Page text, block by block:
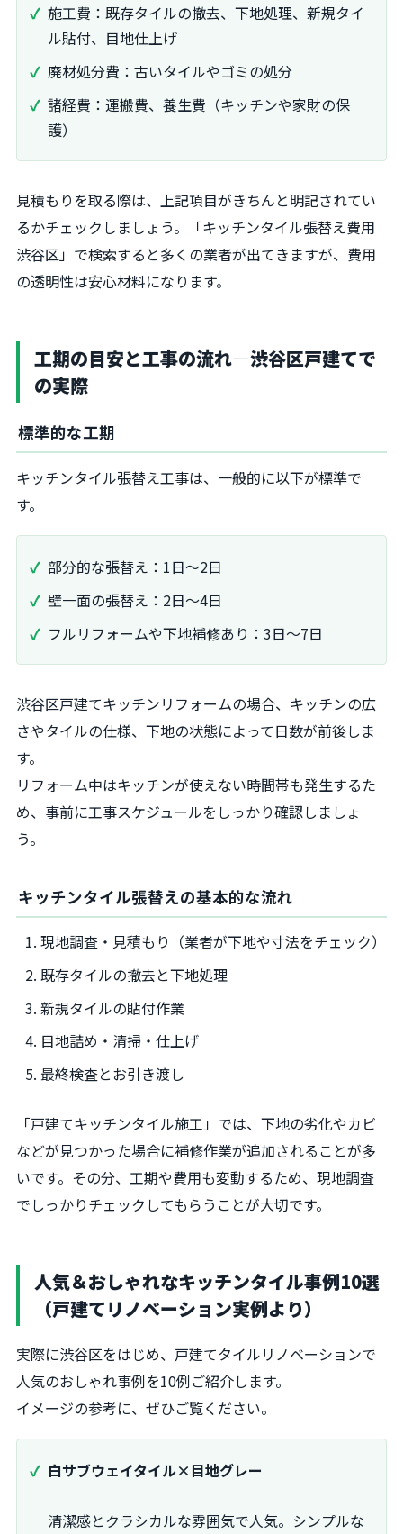
施工費：既存タイルの撤去、下地処理、新規タイ
ル貼付、目地仕上げ
廃材処分費：古いタイルやゴミの処分
諸経費：運搬費、養生費（キッチンや家財の保
護）
見積もりを取る際は、上記項目がきちんと明記されてい
るかチェックしましょう。「キッチンタイル張替え費用
渋谷区」で検索すると多くの業者が出てきますが、費用
の透明性は安心材料になります。
工期の目安と工事の流れ―渋谷区戸建てで
の実際
標準的な工期
キッチンタイル張替え工事は、一般的に以下が標準で
す。
部分的な張替え：1日～2日
壁一面の張替え：2日～4日
フルリフォームや下地補修あり：3日～7日
渋谷区戸建てキッチンリフォームの場合、キッチンの広
さやタイルの仕様、下地の状態によって日数が前後しま
す。
リフォーム中はキッチンが使えない時間帯も発生するた
め、事前に工事スケジュールをしっかり確認しましょ
う。
キッチンタイル張替えの基本的な流れ
現地調査・見積もり（業者が下地や寸法をチェック）
既存タイルの撤去と下地処理
新規タイルの貼付作業
目地詰め・清掃・仕上げ
最終検査とお引き渡し
「戸建てキッチンタイル施工」では、下地の劣化やカビ
などが見つかった場合に補修作業が追加されることが多
いです。その分、工期や費用も変動するため、現地調査
でしっかりチェックしてもらうことが大切です。
人気＆おしゃれなキッチンタイル事例10選
（戸建てリノベーション実例より）
実際に渋谷区をはじめ、戸建てタイルリノベーションで
人気のおしゃれ事例を10例ご紹介します。
イメージの参考に、ぜひご覧ください。
白サブウェイタイル×目地グレー
清潔感とクラシカルな雰囲気で人気。シンプルな